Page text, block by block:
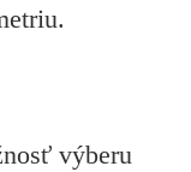
výberu